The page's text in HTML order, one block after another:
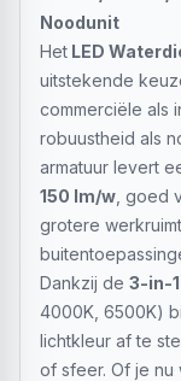
Noodunit
Het LED
uitstekende
commerciële als
robuustheid als
armatuur levert
150 lm/w , goed
grotere
Dankzij de 3-in-
4000K, 6500K)
lichtkleur af te
of sfeer. Of je